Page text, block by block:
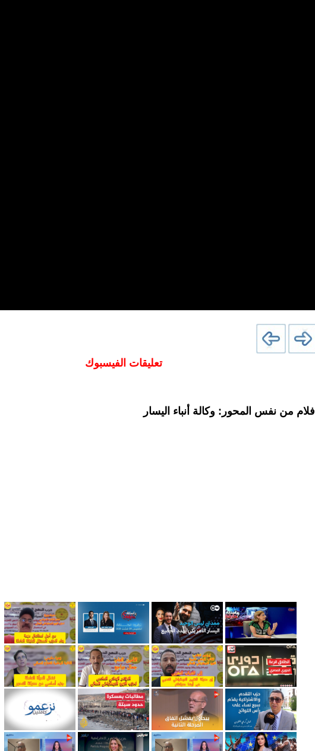
تعليقات الفيسبوك
افلام من نفس المحور: وكالة أنباء اليسار